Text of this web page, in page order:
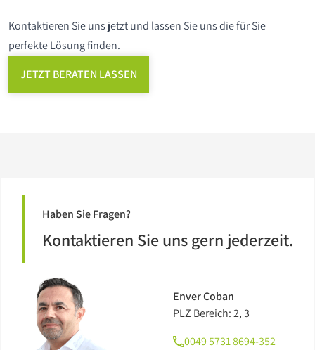
Kontaktieren Sie uns jetzt und lassen Sie uns die für Sie
perfekte Lösung finden.
JETZT BERATEN LASSEN
Haben Sie Fragen?
Kontaktieren Sie uns gern jederzeit.
Enver Coban
PLZ Bereich: 2, 3
0049 5731 8694-352